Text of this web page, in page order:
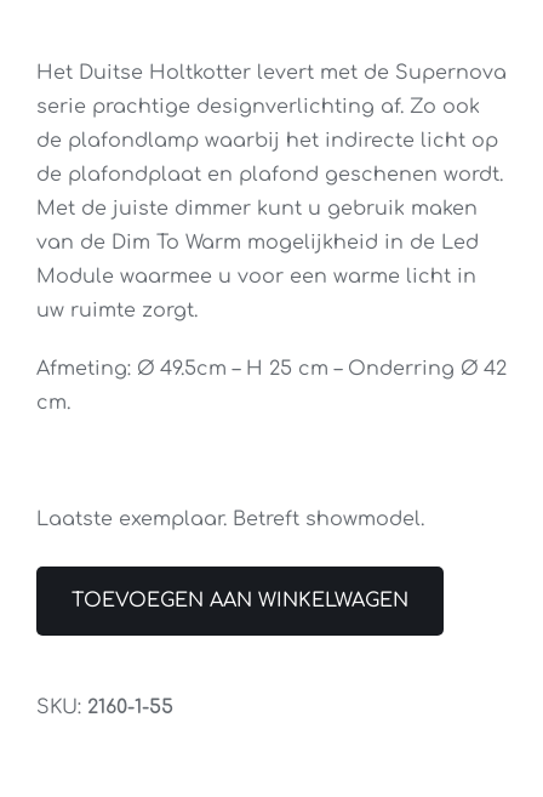
Het Duitse Holtkotter levert met de Supernova
serie prachtige designverlichting af. Zo ook
de plafondlamp waarbij het indirecte licht op
de plafondplaat en plafond geschenen wordt.
Met de juiste dimmer kunt u gebruik maken
van de Dim To Warm mogelijkheid in de Led
Module waarmee u voor een warme licht in
uw ruimte zorgt.
Afmeting: Ø 49.5cm – H 25 cm – Onderring Ø 42
cm.
Laatste exemplaar. Betreft showmodel.
TOEVOEGEN AAN WINKELWAGEN
SKU: 2160-1-55